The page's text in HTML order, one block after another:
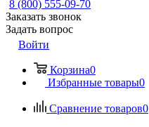
8 (800) 555-09-70
Заказать звонок
Задать вопрос
Войти
Корзина0
Избранные товары0
Сравнение товаров0